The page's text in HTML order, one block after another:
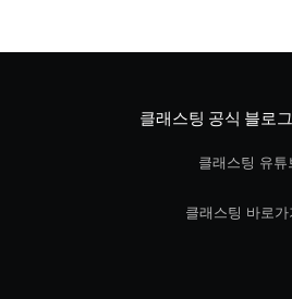
클래스팅 공식 블로그
클래스팅 유튜
클래스팅 바로가